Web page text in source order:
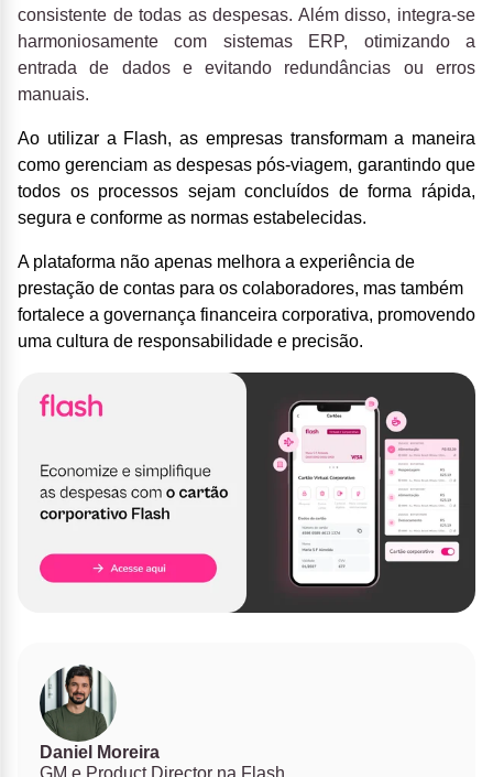
consistente de todas as despesas. Além disso, integra-se
harmoniosamente com sistemas ERP, otimizando a
entrada de dados e evitando redundâncias ou erros
manuais.
Ao utilizar a Flash, as empresas transformam a maneira
como gerenciam as despesas pós-viagem, garantindo que
todos os processos sejam concluídos de forma rápida,
segura e conforme as normas estabelecidas.
A plataforma não apenas melhora a experiência de
prestação de contas para os colaboradores, mas também
fortalece a governança financeira corporativa, promovendo
uma cultura de responsabilidade e precisão.
Daniel Moreira
GM e Product Director na Flash.